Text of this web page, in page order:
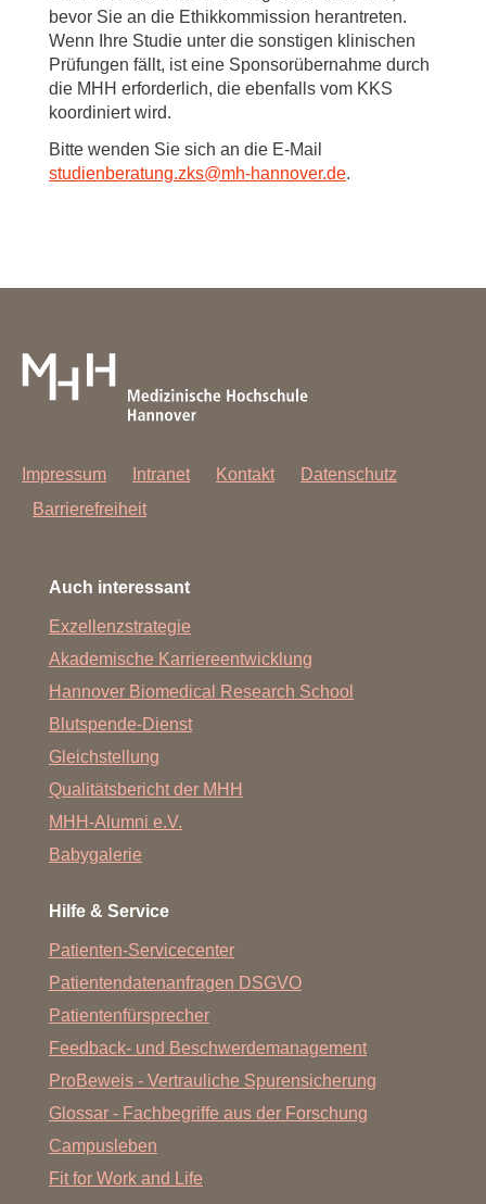
bevor Sie an die Ethikkommission herantreten.
Wenn Ihre Studie unter die sonstigen klinischen
Prüfungen fällt, ist eine Sponsorübernahme durch
die MHH erforderlich, die ebenfalls vom KKS
koordiniert wird.
Bitte wenden Sie sich an die E-Mail
studienberatung.zks@mh-hannover.de.
Impressum Intranet Kontakt
Datenschutz
Barrierefreiheit
Auch interessant
Exzellenzstrategie
Akademische Karriereentwicklung
Hannover Biomedical Research School
Blutspende-Dienst
Gleichstellung
Qualitätsbericht der MHH
MHH-Alumni e.V.
Babygalerie
Hilfe & Service
Patienten-Servicecenter
Patientendatenanfragen DSGVO
Patientenfürsprecher
Feedback- und Beschwerdemanagement
ProBeweis - Vertrauliche Spurensicherung
Glossar - Fachbegriffe aus der Forschung
Campusleben
Fit for Work and Life